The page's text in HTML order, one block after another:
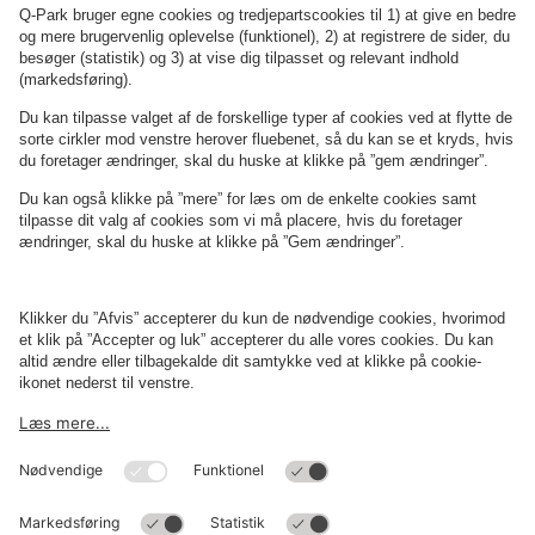
OmQ-Park
Erhverv
Betingelser og politikker